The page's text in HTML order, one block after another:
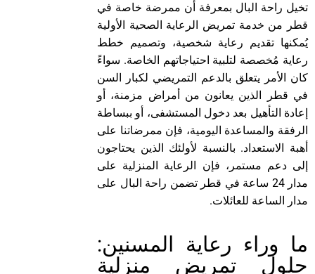
تخيل راحة البال بمعرفة أن ممرضة خاصة في
قطر من خدمة تمريض الرعاية الصحية الأولية
يُمكنها تقديم رعاية شخصية، وتصميم خطط
رعاية مُخصصة لتلبية احتياجاتهم الخاصة. سواءً
كان الأمر يتعلق بالدعم التمريضي لكبار السن
في قطر الذين يعانون من أمراض مزمنة، أو
إعادة التأهيل بعد دخول المستشفى، أو ببساطة
الرفقة والمساعدة اليومية، فإن ممرضاتنا على
أهبة الاستعداد. بالنسبة لأولئك الذين يحتاجون
إلى دعم مستمر، فإن الرعاية المنزلية على
مدار 24 ساعة في قطر تضمن راحة البال على
مدار الساعة للعائلات.
ما وراء رعاية المسنين:
حلول تمريض منزلية